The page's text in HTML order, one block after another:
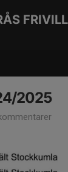
2025